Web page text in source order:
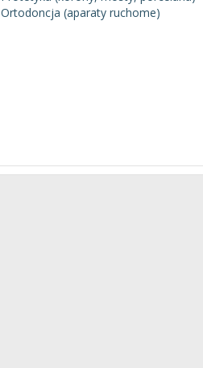
Ortodoncja (aparaty ruchome)